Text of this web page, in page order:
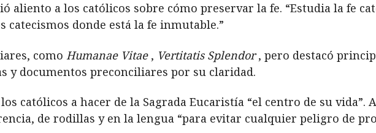
aliento a los católicos sobre cómo preservar la fe. “Estudia la fe
catecismos donde está la fe inmutable.”
como Humanae Vitae, Vertitatis Splendor, pero destacó
y documentos preconciliares por su claridad.
católicos a hacer de la Sagrada Eucaristía “el centro de su vida”.
de rodillas y en la lengua “para evitar cualquier peligro de